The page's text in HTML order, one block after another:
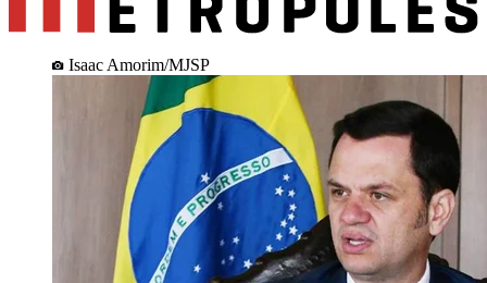
Isaac Amorim/MJSP